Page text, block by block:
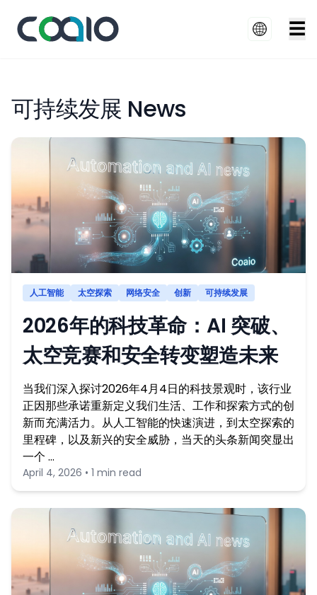
☰
可持续发展 News
人工智能 太空探索 网络安全 创新 可持续发展
2026年的科技革命：AI 突破、
太空竞赛和安全转变塑造未来
当我们深入探讨2026年4月4日的科技景观时，该行业
正因那些承诺重新定义我们生活、工作和探索方式的创
新而充满活力。从人工智能的快速演进，到太空探索的
里程碑，以及新兴的安全威胁，当天的头条新闻突显出
一个 …
April 4, 2026 • 1 min read